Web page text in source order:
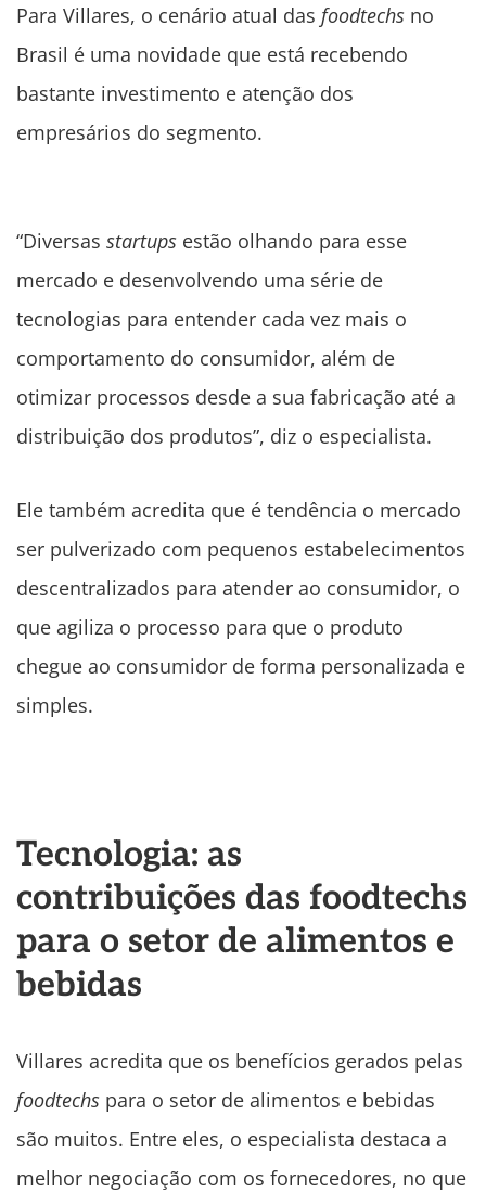
Para Villares, o cenário atual das foodtechs no
Brasil é uma novidade que está recebendo
bastante investimento e atenção dos
empresários do segmento.
“Diversas startups estão olhando para esse
mercado e desenvolvendo uma série de
tecnologias para entender cada vez mais o
comportamento do consumidor, além de
otimizar processos desde a sua fabricação até a
distribuição dos produtos”, diz o especialista.
Ele também acredita que é tendência o mercado
ser pulverizado com pequenos estabelecimentos
descentralizados para atender ao consumidor, o
que agiliza o processo para que o produto
chegue ao consumidor de forma personalizada e
simples.
Tecnologia: as
contribuições das foodtechs
para o setor de alimentos e
bebidas
Villares acredita que os benefícios gerados pelas
foodtechs para o setor de alimentos e bebidas
são muitos. Entre eles, o especialista destaca a
melhor negociação com os fornecedores, no que